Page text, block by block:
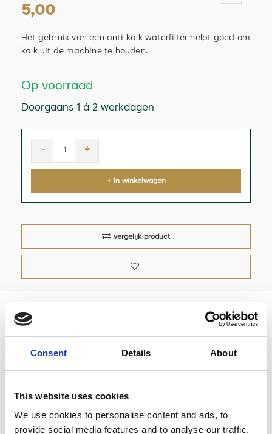
Consent Details About
This website uses cookies
We use cookies to personalise content and ads, to
provide social media features and to analyse our traffic.
5,00
Het gebruik van een anti-kalk waterfilter helpt goed om
kalk uit de machine te houden.
Op voorraad
Doorgaans 1 á 2 werkdagen
- +
+ In winkelwagen
vergelijk product
Anti-Kalk Waterfilter
Het gebruik van een anti-kalk waterfilter helpt goed
toevoerslang in de waterbak van de espresso-